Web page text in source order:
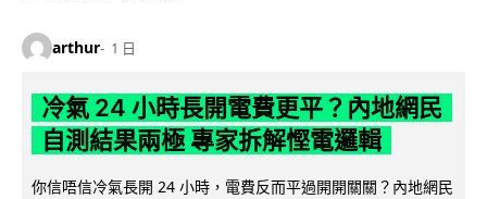
arthur 1 日
冷氣 24 小時長開電費更平？內地網民
自測結果兩極 專家拆解慳電邏輯
你信唔信冷氣長開 24 小時，電費反而平過開開關關？內地網民